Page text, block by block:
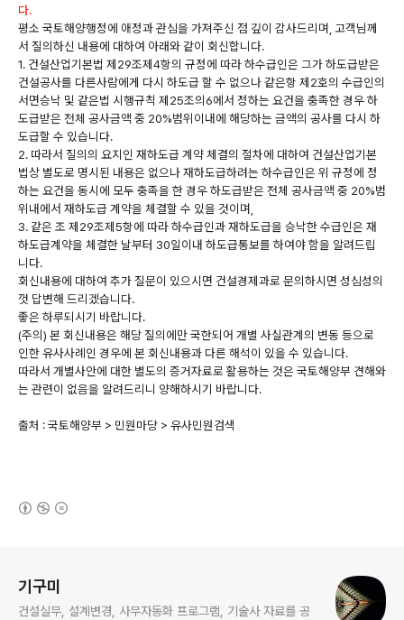
다.
평소 국토해양행정에 애정과 관심을 가져주신 점 깊이 감사드리며, 고객님께
서 질의하신 내용에 대하여 아래와 같이 회신합니다.
1. 건설산업기본법 제29조제4항의 규정에 따라 하수급인은 그가 하도급받은
건설공사를 다른사람에게 다시 하도급 할 수 없으나 같은항 제2호의 수급인의
서면승낙 및 같은법 시행규칙 제25조의6에서 정하는 요건을 충족한 경우 하
도급받은 전체 공사금액 중 20%범위이내에 해당하는 금액의 공사를 다시 하
도급할 수 있습니다.
2. 따라서 질의의 요지인 재하도급 계약 체결의 절차에 대하여 건설산업기본
법상 별도로 명시된 내용은 없으나 재하도급하려는 하수급인은 위 규정에 정
하는 요건을 동시에 모두 충족을 한 경우 하도급받은 전체 공사금액 중 20%범
위내에서 재하도급 계약을 체결할 수 있을 것이며,
3. 같은 조 제29조제5항에 따라 하수급인과 재하도급을 승낙한 수급인은 재
하도급계약을 체결한 날부터 30일이내 하도급통보를 하여야 함을 알려드립
니다.
회신내용에 대하여 추가 질문이 있으시면 건설경제과로 문의하시면 성심성의
껏 답변해 드리겠습니다.
좋은 하루되시기 바랍니다.
(주의) 본 회신내용은 해당 질의에만 국한되어 개별 사실관계의 변동 등으로
인한 유사사례인 경우에 본 회신내용과 다른 해석이 있을 수 있습니다.
따라서 개별사안에 대한 별도의 증거자료로 활용하는 것은 국토해양부 견해와
는 관련이 없음을 알려드리니 양해하시기 바랍니다.
출처 : 국토해양부 > 민원마당 > 유사민원검색
기구미
건설실무, 설계변경, 사무자동화 프로그램, 기술사 자료를 공